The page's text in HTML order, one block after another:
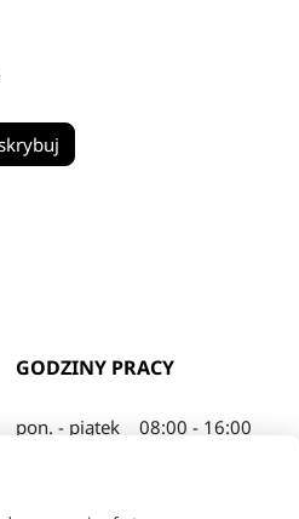
GODZINY PRACY
pon. - piątek
08:00 - 16:00